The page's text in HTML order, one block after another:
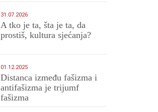
31.07.2026
A tko je ta, šta je ta, da
prostiš, kultura sjećanja?
01.12.2025
Distanca između fašizma i
antifašizma je trijumf
fašizma